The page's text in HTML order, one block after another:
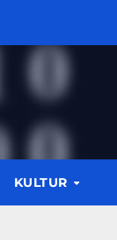
KULTUR